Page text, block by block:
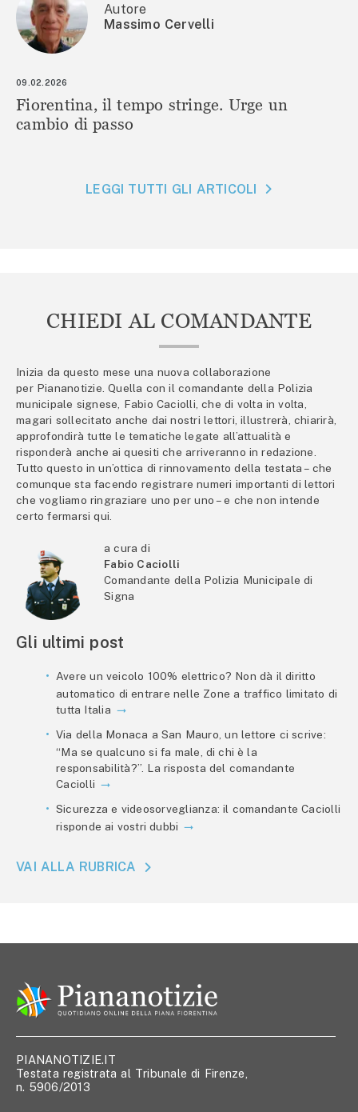
Autore
Massimo Cervelli
09.02.2026
Fiorentina, il tempo stringe. Urge un
cambio di passo
LEGGI TUTTI GLI ARTICOLI
CHIEDI AL COMANDANTE
Inizia da questo mese una nuova collaborazione
per Piananotizie. Quella con il comandante della Polizia
municipale signese, Fabio Caciolli, che di volta in volta,
magari sollecitato anche dai nostri lettori, illustrerà, chiarirà,
approfondirà tutte le tematiche legate all’attualità e
risponderà anche ai quesiti che arriveranno in redazione.
Tutto questo in un’ottica di rinnovamento della testata – che
comunque sta facendo registrare numeri importanti di lettori
che vogliamo ringraziare uno per uno – e che non intende
certo fermarsi qui.
a cura di
Fabio Caciolli
Comandante della Polizia Municipale di
Signa
Gli ultimi post
Avere un veicolo 100% elettrico? Non dà il diritto
automatico di entrare nelle Zone a traffico limitato di
tutta Italia
Via della Monaca a San Mauro, un lettore ci scrive:
“Ma se qualcuno si fa male, di chi è la
responsabilità?”. La risposta del comandante
Caciolli
Sicurezza e videosorveglianza: il comandante Caciolli
risponde ai vostri dubbi
VAI ALLA RUBRICA
PIANANOTIZIE.IT
Testata registrata al Tribunale di Firenze,
n. 5906/2013